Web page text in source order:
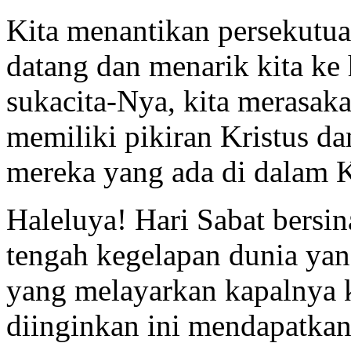
Kita menantikan
datang dan menarik kita
sukacita-Nya, kita
memiliki pikiran Kristus
mereka yang ada di dalam
Haleluya! Hari Sabat
tengah kegelapan dunia
yang melayarkan kapalnya
diinginkan ini